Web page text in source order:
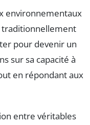
environnementaux
traditionnellement
pour devenir un
sur sa capacité à
en répondant aux
entre véritables